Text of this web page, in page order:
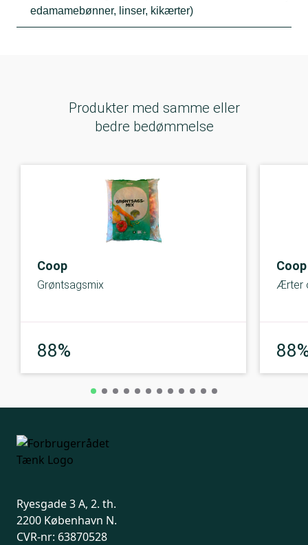
edamamebønner, linser, kikærter)
Produkter med samme eller
bedre bedømmelse
Coop
Grøntsagsmix
88%
Coop
Ærter
Ryesgade 3 A, 2. th.
2200 København N.
CVR-nr: 63870528